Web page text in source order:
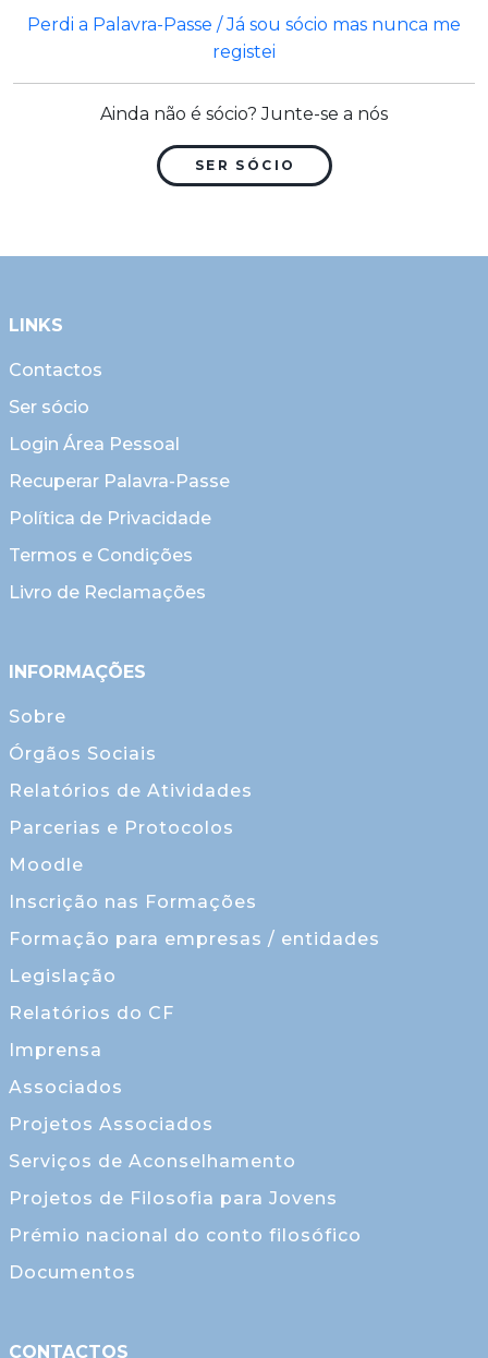
Perdi a Palavra-Passe / Já sou sócio mas nunca me
registei
Ainda não é sócio? Junte-se a nós
SER SÓCIO
LINKS
Contactos
Ser sócio
Login Área Pessoal
Recuperar Palavra-Passe
Política de Privacidade
Termos e Condições
Livro de Reclamações
INFORMAÇÕES
Sobre
Órgãos Sociais
Relatórios de Atividades
Parcerias e Protocolos
Moodle
Inscrição nas Formações
Formação para empresas / entidades
Legislação
Relatórios do CF
Imprensa
Associados
Projetos Associados
Serviços de Aconselhamento
Projetos de Filosofia para Jovens
Prémio nacional do conto filosófico
Documentos
CONTACTOS